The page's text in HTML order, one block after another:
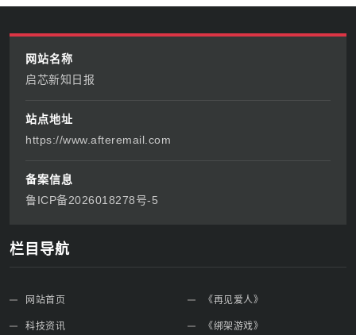
网站名称
启芯新知日报
站点地址
https://www.afteremail.com
备案信息
鲁ICP备2026018278号-5
栏目导航
网站首页
科技资讯
《再见爱人》
《绑架游戏》